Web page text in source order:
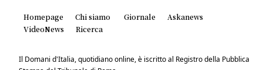
Homepage Chi siamo Giornale
Askanews
VideoNews
Ricerca
Il Domani d'Italia, quotidiano online, è iscritto al Registro della Pubblica